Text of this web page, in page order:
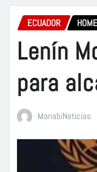
ECUADOR HOME
Lenín
para
ManabiNoticias